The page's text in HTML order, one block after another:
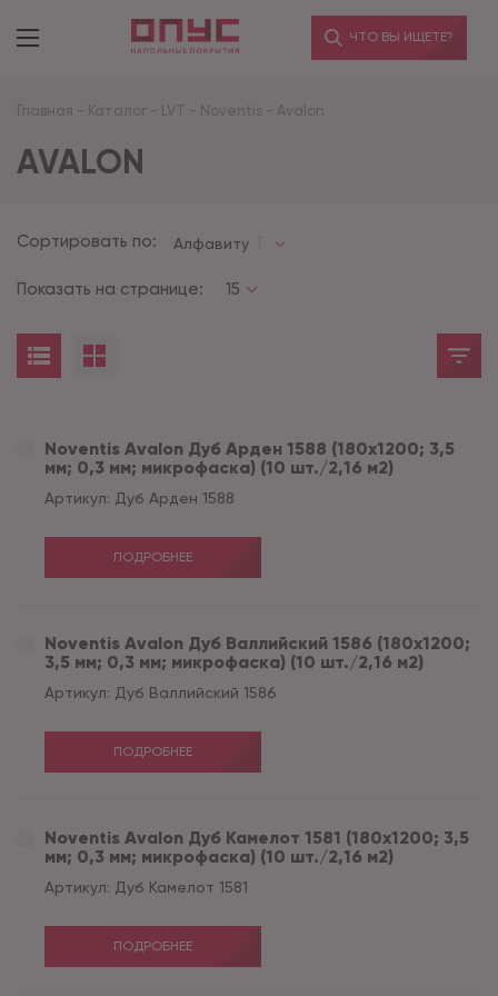
ЧТО ВЫ ИЩЕТЕ?
Главная - Каталог - LVT - Noventis - Avalon
AVALON
Сортировать по: Алфавиту
Показать на странице: 15
Noventis Avalon Дуб Арден 1588 (180x1200; 3,5
мм; 0,3 мм; микрофаска) (10 шт./2,16 м2)
Артикул: Дуб Арден 1588
ПОДРОБНЕЕ
Noventis Avalon Дуб Валлийский 1586 (180x1200;
3,5 мм; 0,3 мм; микрофаска) (10 шт./2,16 м2)
Артикул: Дуб Валлийский 1586
ПОДРОБНЕЕ
Noventis Avalon Дуб Камелот 1581 (180x1200; 3,5
мм; 0,3 мм; микрофаска) (10 шт./2,16 м2)
Артикул: Дуб Камелот 1581
ПОДРОБНЕЕ